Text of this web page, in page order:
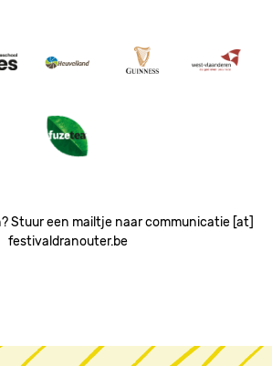
Image Image Image
Image
Stuur een mailtje naar communicatie [at]
festivaldranouter.be